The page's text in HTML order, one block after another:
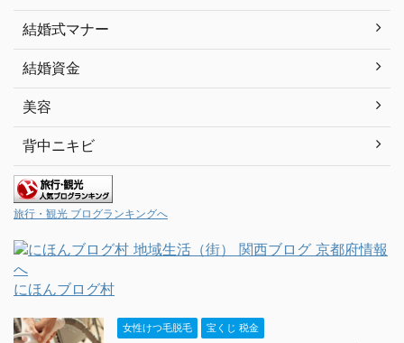
結婚式マナー
結婚資金
美容
背中ニキビ
旅行・観光 ブログランキングへ
にほんブログ村
女性けつ毛脱毛 宝くじ 税金